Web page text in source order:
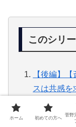
このシリ
【後編】
スは共感を
ブな怒り
【前編】
ホーム 初めての方へ
菅野